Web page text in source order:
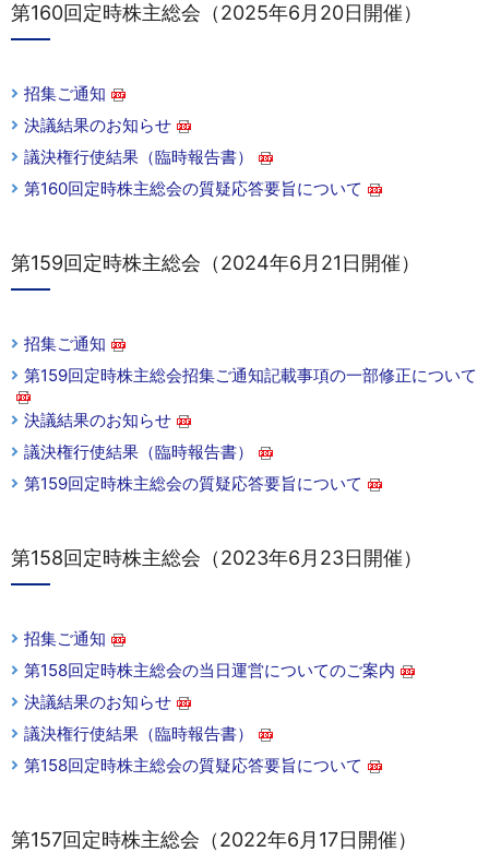
第160回定時株主総会（2025年6月20日開催）
招集ご通知
決議結果のお知らせ
議決権行使結果（臨時報告書）
第160回定時株主総会の質疑応答要旨について
第159回定時株主総会（2024年6月21日開催）
招集ご通知
第159回定時株主総会招集ご通知記載事項の一部修正について
決議結果のお知らせ
議決権行使結果（臨時報告書）
第159回定時株主総会の質疑応答要旨について
第158回定時株主総会（2023年6月23日開催）
招集ご通知
第158回定時株主総会の当日運営についてのご案内
決議結果のお知らせ
議決権行使結果（臨時報告書）
第158回定時株主総会の質疑応答要旨について
第157回定時株主総会（2022年6月17日開催）